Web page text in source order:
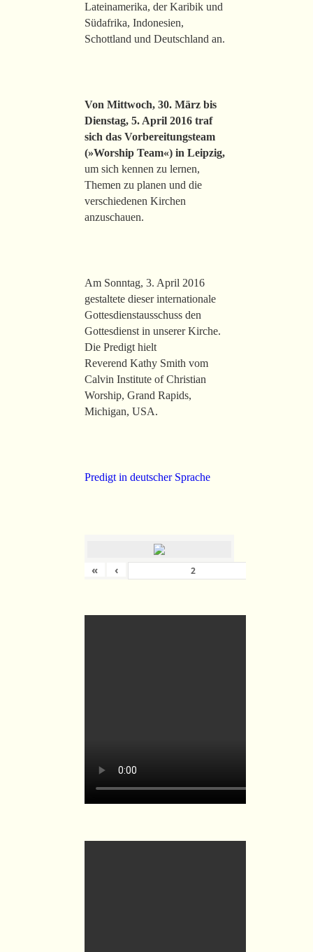
Lateinamerika, der Karibik und
Südafrika, Indonesien,
Schottland und Deutschland an.
Von Mittwoch, 30. März bis
Dienstag, 5. April 2016 traf
sich das Vorbereitungsteam
(»Worship Team«) in Leipzig,
um sich kennen zu lernen,
Themen zu planen und die
verschiedenen Kirchen
anzuschauen.
Am Sonntag, 3. April 2016
gestaltete dieser internationale
Gottesdienstausschuss den
Gottesdienst in unserer Kirche.
Die Predigt hielt
Reverend Kathy Smith vom
Calvin Institute of Christian
Worship, Grand Rapids,
Michigan, USA.
Predigt in deutscher Sprache
« ‹